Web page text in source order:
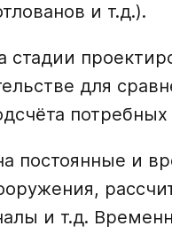
и т.д.).
стадии
для
постоянные и
и т.д.